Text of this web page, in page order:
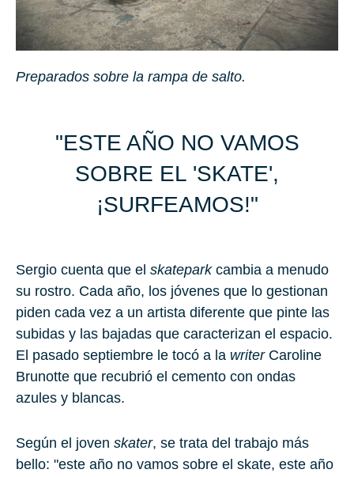
Preparados sobre la rampa de salto.
"ESTE AÑO NO VAMOS
SOBRE EL 'SKATE',
¡SURFEAMOS!"
Ser­gio cuenta que el skateparkcambia a menudo
su rostro. Cada año, los jóvenes que lo gestionan
piden cada vez a un artista diferente que pinte las
subidas y las bajadas que caracterizan el espacio.
El pasado septiembre le tocó a la wri­terCa­ro­li­ne
Bru­not­te que recubrió el cemento con ondas
azules y blancas.
Según el joven skater, se trata del trabajo más
bello: "este año no vamos sobre el skate, este año